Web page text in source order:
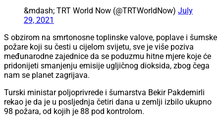
&mdash; TRT World Now (@TRTWorldNow) July
29, 2021
S obzirom na smrtonosne toplinske valove, poplave i šumske
požare koji su česti u cijelom svijetu, sve je više poziva
međunarodne zajednice da se poduzmu hitne mjere koje će
pridonijeti smanjenju emisije ugljičnog dioksida, zbog čega
nam se planet zagrijava.
Turski ministar poljoprivrede i šumarstva Bekir Pakdemirli
rekao je da je u posljednja četiri dana u zemlji izbilo ukupno
98 požara, od kojih je 88 pod kontrolom.